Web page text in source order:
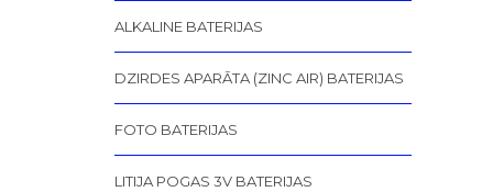
ALKALINE BATERIJAS
DZIRDES APARĀTA (ZINC AIR) BATERIJAS
FOTO BATERIJAS
LITIJA POGAS 3V BATERIJAS